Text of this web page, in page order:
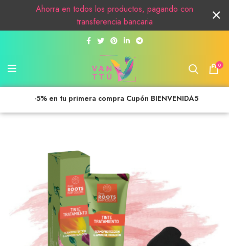
0
-5% en tu primera compra Cupón BIENVENIDA5
Ahorra en todos los productos, pagando con
transferencia bancaria